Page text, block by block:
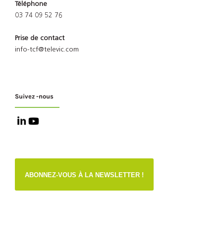
Téléphone
03 74 09 52 76
Prise de contact
info-tcf@televic.com
Suivez -nous
ABONNEZ-VOUS À LA NEWSLETTER !